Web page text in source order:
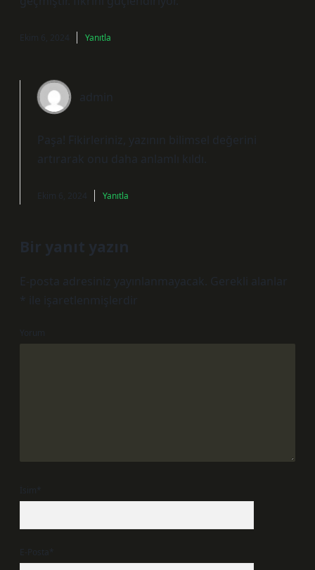
Ekim 6, 2024 Yanıtla
admin
Paşa! Fikirleriniz, yazının bilimsel değerini
artırarak onu daha anlamlı kıldı.
Ekim 6, 2024 Yanıtla
Bir yanıt yazın
E-posta adresiniz yayınlanmayacak. Gerekli alanlar
*
ile işaretlenmişlerdir
Yorum
İsim*
E-Posta*